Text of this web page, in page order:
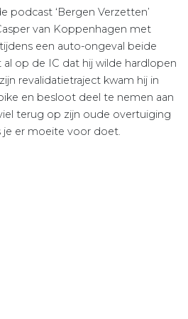
podcast ‘Bergen Verzetten’
van Koppenhagen met
een auto-ongeval beide
op de IC dat hij wilde hardlopen
revalidatietraject kwam hij in
en besloot deel te nemen aan
terug op zijn oude overtuiging
je er moeite voor doet.